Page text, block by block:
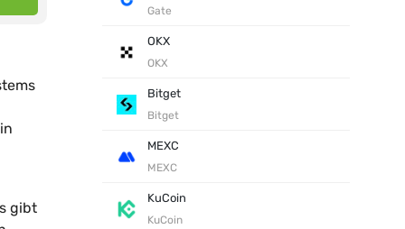
gibt
Gate
OKX
OKX
Bitget
Bitget
MEXC
MEXC
KuCoin
KuCoin